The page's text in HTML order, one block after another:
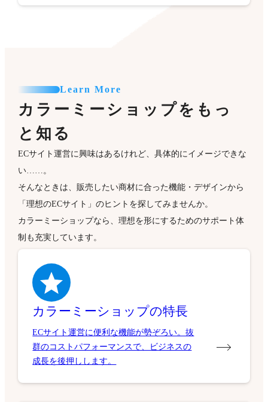
Learn More
カラーミーショップをもっ
と知る
ECサイト運営に興味はあるけれど、具体的にイメージできな
い……。
そんなときは、販売したい商材に合った機能・デザインから
「理想のECサイト」のヒントを探してみませんか。
カラーミーショップなら、理想を形にするためのサポート体
制も充実しています。
カラーミーショップの特長
ECサイト運営に便利な機能が勢ぞろい。抜
群のコストパフォーマンスで、ビジネスの
成長を後押しします。